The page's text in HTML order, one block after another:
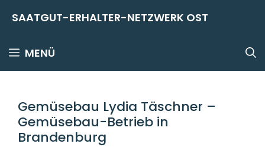
springen
SAATGUT-ERHALTER-NETZWERK OST
MENÜ
Gemüsebau Lydia Täschner –
Gemüsebau-Betrieb in
Brandenburg